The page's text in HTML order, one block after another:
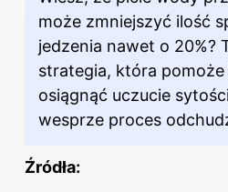
może zmniejszyć ilość
jedzenia nawet o 20%?
strategia, która pomoże
osiągnąć uczucie
wesprze proces
Źródła: